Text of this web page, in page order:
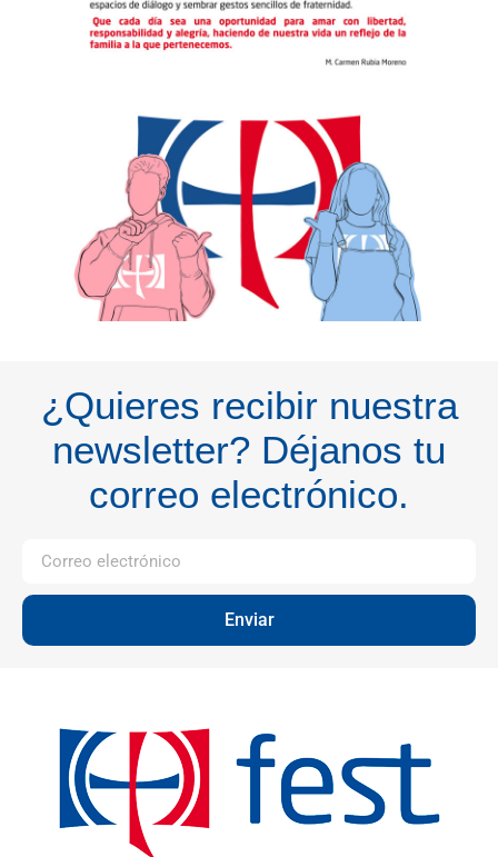
¿Quieres recibir nuestra
newsletter? Déjanos tu
correo electrónico.
Enviar